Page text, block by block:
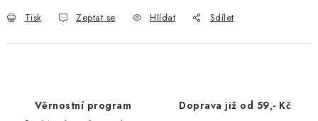
Tisk Zeptat se Hlídat Sdílet
Věrnostní program Doprava již od 59,- Kč